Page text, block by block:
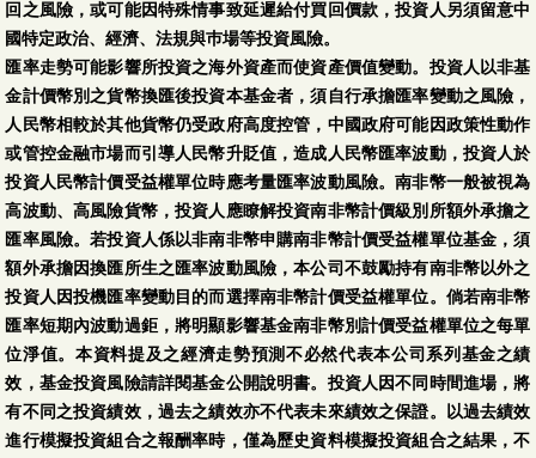
回之風險，或可能因特殊情事致延遲給付買回價款，投資人另須留意中
國特定政治、經濟、法規與巿場等投資風險。
匯率走勢可能影響所投資之海外資產而使資產價值變動。投資人以非基
金計價幣別之貨幣換匯後投資本基金者，須自行承擔匯率變動之風險，
人民幣相較於其他貨幣仍受政府高度控管，中國政府可能因政策性動作
或管控金融市場而引導人民幣升貶值，造成人民幣匯率波動，投資人於
投資人民幣計價受益權單位時應考量匯率波動風險。南非幣一般被視為
高波動、高風險貨幣，投資人應瞭解投資南非幣計價級別所額外承擔之
匯率風險。若投資人係以非南非幣申購南非幣計價受益權單位基金，須
額外承擔因換匯所生之匯率波動風險，本公司不鼓勵持有南非幣以外之
投資人因投機匯率變動目的而選擇南非幣計價受益權單位。倘若南非幣
匯率短期內波動過鉅，將明顯影響基金南非幣別計價受益權單位之每單
位淨值。本資料提及之經濟走勢預測不必然代表本公司系列基金之績
效，基金投資風險請詳閱基金公開說明書。投資人因不同時間進場，將
有不同之投資績效，過去之績效亦不代表未來績效之保證。以過去績效
進行模擬投資組合之報酬率時，僅為歷史資料模擬投資組合之結果，不